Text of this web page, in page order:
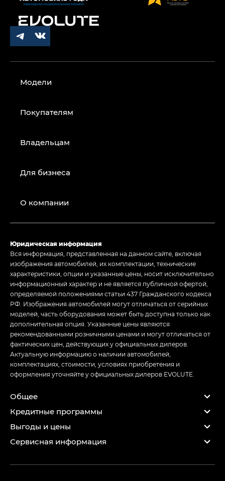
Модели
Покупателям
Владельцам
Для бизнеса
О компании
Юридическая информация
Вся информация, представленная на данном сайте, включая
изображения автомобилей, их комплектации, технические
характеристики, опции и указанные цены, носит исключительно
информационный характер и не является публичной офертой,
определяемой положениями статьи 437 Гражданского кодекса
РФ. Изображения автомобилей могут отличаться от серийных
моделей, часть оборудования может быть доступна только как
дополнительная опция. Указанные цены являются
рекомендованными розничными ценами и могут отличаться от
фактических цен, действующих у официальных дилеров.
Актуальную информацию о наличии автомобилей,
комплектациях, стоимости, условиях приобретения и
оформления уточняйте у официальных дилеров EVOLUTE.
Общее
Кредитные программы
Выгоды и цены
Сервисная информация